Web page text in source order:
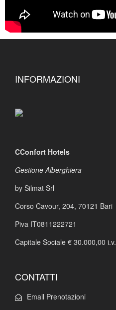
INFORMAZIONI
CConfort Hotels
Gestione Alberghiera
by Silmat Srl
Corso Cavour, 204, 70121 Bari
Piva IT0811222721
Capitale Sociale € 30.000,00 i.v.
CONTATTI
Email Prenotazioni